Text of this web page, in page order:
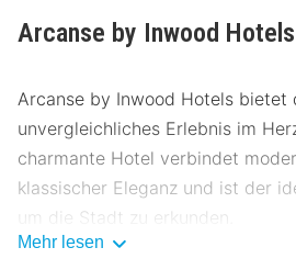
Arcanse by Inwood Hotels
Arcanse by Inwood Hotels bietet
unvergleichliches Erlebnis im
charmante Hotel verbindet
klassischer Eleganz und ist der
um die Stadt zu erkunden.
Mehr lesen